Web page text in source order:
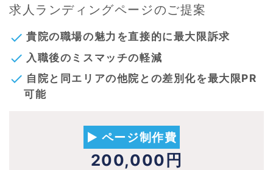
求人ランディングページのご提案
check 貴院の職場の魅力を直接的に最大限訴求
check 入職後のミスマッチの軽減
check 自院と同エリアの他院との差別化を最大限PR
可能
▶ ページ制作費
200,000円